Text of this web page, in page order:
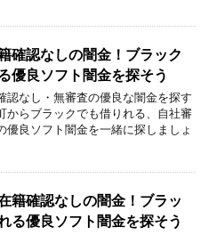
確認なしの闇金！ブラック
優良ソフト闇金を探そう
認なし・無審査の優良な闇金を探す
からブラックでも借りれる、自社審
優良ソフト闇金を一緒に探しましょ
籍確認なしの闇金！ブラッ
る優良ソフト闇金を探そう